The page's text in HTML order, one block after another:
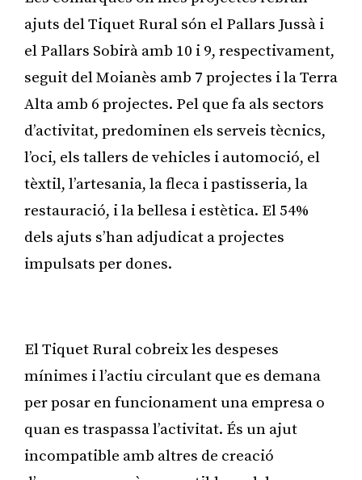
ajuts del Tiquet Rural són el Pallars Jussà i
el Pallars Sobirà amb 10 i 9, respectivament,
seguit del Moianès amb 7 projectes i la Terra
Alta amb 6 projectes. Pel que fa als sectors
d’activitat, predominen els serveis tècnics,
l’oci, els tallers de vehicles i automoció, el
tèxtil, l’artesania, la fleca i pastisseria, la
restauració, i la bellesa i estètica. El 54%
dels ajuts s’han adjudicat a projectes
impulsats per dones.
El Tiquet Rural cobreix les despeses
mínimes i l’actiu circulant que es demana
per posar en funcionament una empresa o
quan es traspassa l’activitat. És un ajut
incompatible amb altres de creació